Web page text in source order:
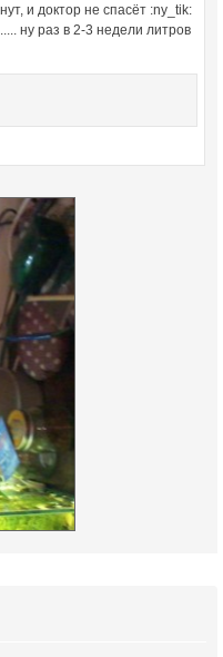
и доктор не спасёт :ny_tik:
ну раз в 2-3 недели литров